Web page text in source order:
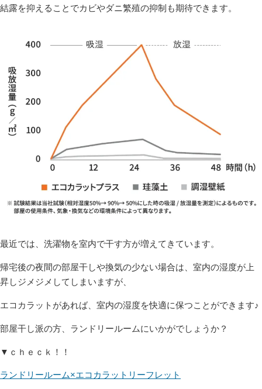
結露を抑えることでカビやダニ繁殖の抑制も期待できます。
最近では、洗濯物を室内で干す方が増えてきています。
帰宅後の夜間の部屋干しや換気の少ない場合は、室内の湿度が上
昇しジメジメしてしまいますが、
エコカラットがあれば、室内の湿度を快適に保つことができます♪
部屋干し派の方、ランドリールームにいかがでしょうか？
▼ｃｈｅｃｋ！！
ランドリールーム×エコカラットリーフレット